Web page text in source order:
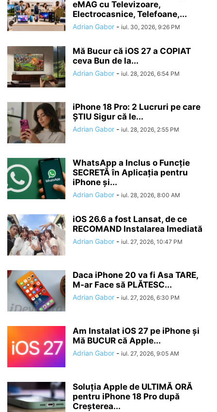
eMAG cu Televizoare,
Electrocasnice, Telefoane,...
Adrian Gabor - iul. 30, 2026, 9:26 PM
Mă Bucur că iOS 27 a COPIAT
ceva Bun de la...
Adrian Gabor - iul. 28, 2026, 6:54 PM
iPhone 18 Pro: 2 Lucruri pe care
ȘTIU Sigur că le...
Adrian Gabor - iul. 28, 2026, 2:55 PM
WhatsApp a Inclus o Funcție
SECRETĂ în Aplicația pentru
iPhone și...
Adrian Gabor - iul. 28, 2026, 8:00 AM
iOS 26.6 a fost Lansat, de ce
RECOMAND Instalarea Imediată
Adrian Gabor - iul. 27, 2026, 10:47 PM
Daca iPhone 20 va fi Asa TARE,
M-ar Face să PLĂTESC...
Adrian Gabor - iul. 27, 2026, 6:30 PM
Am Instalat iOS 27 pe iPhone și
Mă BUCUR că Apple...
Adrian Gabor - iul. 27, 2026, 9:05 AM
Soluția Apple de ULTIMĂ ORĂ
pentru iPhone 18 Pro după
Creșterea...